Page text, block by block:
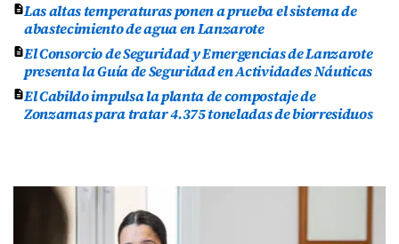
Las altas temperaturas ponen a prueba el sistema de
abastecimiento de agua en Lanzarote
El Consorcio de Seguridad y Emergencias de Lanzarote
presenta la Guía de Seguridad en Actividades Náuticas
El Cabildo impulsa la planta de compostaje de
Zonzamas para tratar 4.375 toneladas de biorresiduos